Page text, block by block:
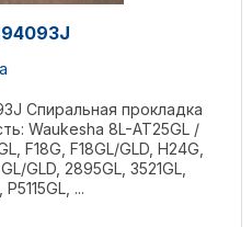
Спиральная прокладка
Waukesha 8L-AT25GL /
F18G, F18GL/GLD, H24G,
GLD, 2895GL, 3521GL,
...